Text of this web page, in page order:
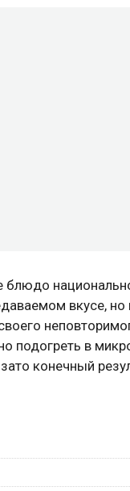
блюдо
вкусе,
подогреть в
конечный